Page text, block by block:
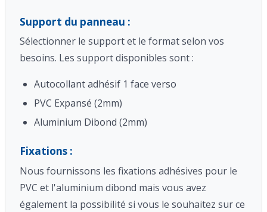
Support du panneau :
Sélectionner le support et le format selon vos
besoins. Les support disponibles sont :
Autocollant adhésif 1 face verso
PVC Expansé (2mm)
Aluminium Dibond (2mm)
Fixations :
Nous fournissons les fixations adhésives pour le
PVC et l'aluminium dibond mais vous avez
également la possibilité si vous le souhaitez sur ce